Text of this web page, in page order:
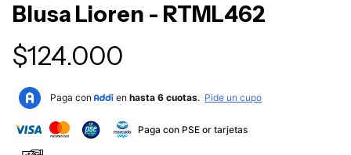
Blusa Lioren - RTML462
$124.000
Paga con PSE or tarjetas